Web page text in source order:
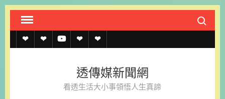
Skip
content
Search
透 透 透 聯
我
官
LINE
透傳媒新聞網
看透生活大小事領悟人生真諦